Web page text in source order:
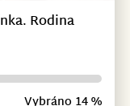
Rodina